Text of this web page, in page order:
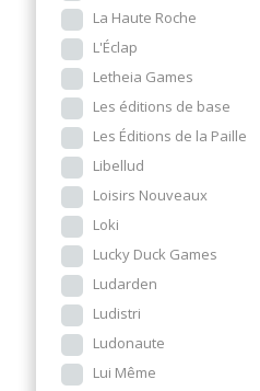
La Haute Roche
L'Éclap
Letheia Games
Les éditions de base
Les Éditions de la Paille
Libellud
Loisirs Nouveaux
Loki
Lucky Duck Games
Ludarden
Ludistri
Ludonaute
Lui Même